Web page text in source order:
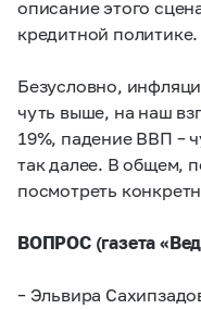
описание этого
кредитной политике.
Безусловно,
чуть выше, на наш
19%, падение ВВП –
так далее. В общем,
посмотреть
ВОПРОС (газета
– Эльвира